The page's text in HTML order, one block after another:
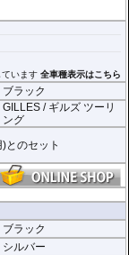
ています全車種表示はこちら
ブラック
GILLES / ギルズ ツーリ
ング
とのセット
ブラック
シルバー